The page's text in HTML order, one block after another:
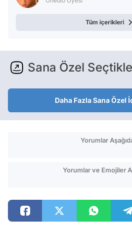
Tüm içerikleri
Sana Özel
Daha Fazla Sana Özel
Yorumlar
Yorumlar ve Emojiler